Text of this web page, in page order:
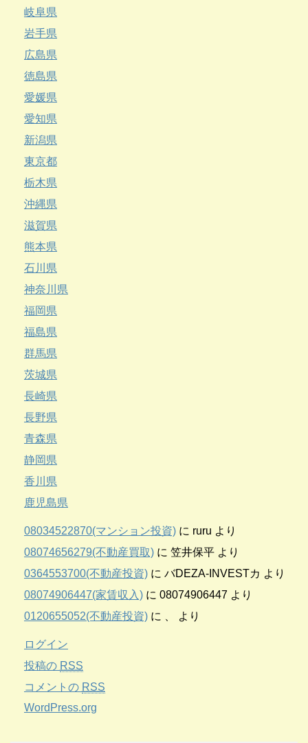
岐阜県
岩手県
広島県
徳島県
愛媛県
愛知県
新潟県
東京都
栃木県
沖縄県
滋賀県
熊本県
石川県
神奈川県
福岡県
福島県
群馬県
茨城県
長崎県
長野県
青森県
静岡県
香川県
鹿児島県
08034522870(マンション投資) に ruru より
08074656279(不動産買取) に 笠井保平 より
0364553700(不動産投資) に バDEZA-INVESTカ より
08074906447(家賃収入) に 08074906447 より
0120655052(不動産投資) に より
ログイン
投稿の RSS
コメントの RSS
WordPress.org